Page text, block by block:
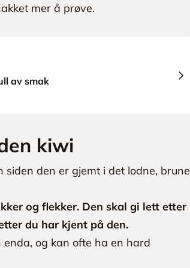
mer å prøve.
av smak
kiwi
siden den er gjemt i det lodne, brune
og flekker. Den skal gi lett etter
du har kjent på den.
og kan ofte ha en hard